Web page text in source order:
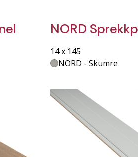
NORD
14 x 145
NORD - Skumre